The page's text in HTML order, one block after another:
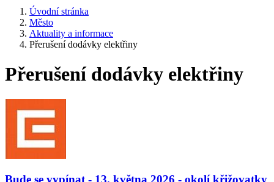
Úvodní stránka
Město
Aktuality a informace
Přerušení dodávky elektřiny
Přerušení dodávky elektřiny
Bude se vypínat - 13. května 2026 - okolí křižovatky